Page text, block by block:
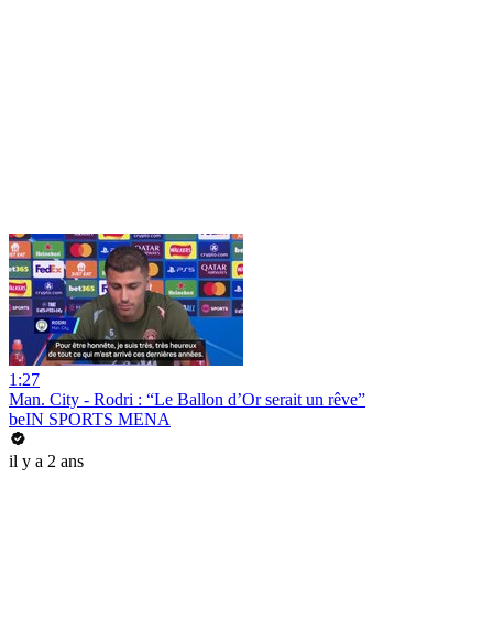
1:27
Man. City - Rodri : “Le Ballon d’Or serait un rêve”
beIN SPORTS MENA
il y a 2 ans